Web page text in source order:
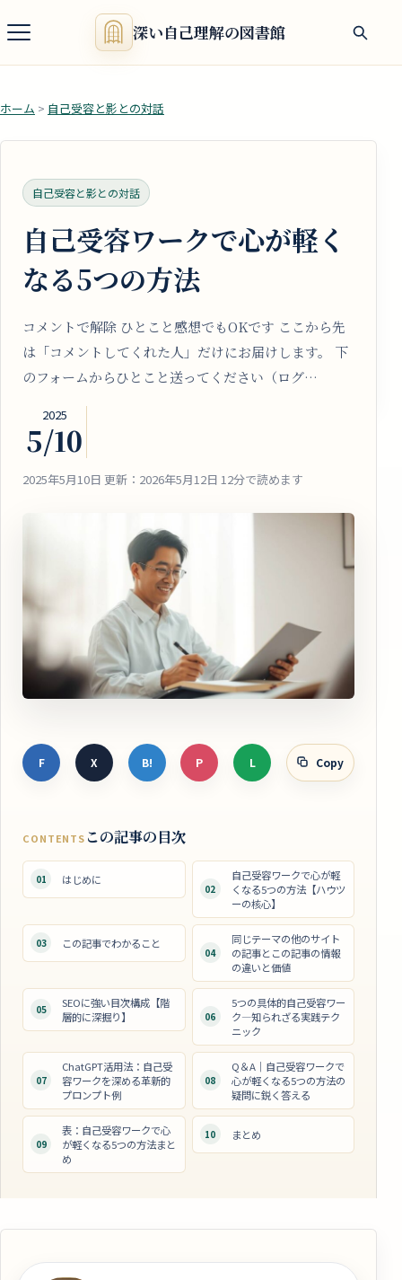
深い自己理解の図書館
ホーム > 自己受容と影との対話
自己受容と影との対話
自己受容ワークで心が軽く
なる5つの方法
コメントで解除 ひとこと感想でもOKです ここから先
は「コメントしてくれた人」だけにお届けします。 下
のフォームからひとこと送ってください（ログ…
2025
5/10
2025年5月10日 更新：2026年5月12日 12分で読めます
F X B! P L Copy
CONTENTS この記事の目次
01 はじめに
02
自己受容ワークで心が軽
くなる5つの方法【ハウツ
ーの核心】
03 この記事でわかること
04
同じテーマの他のサイト
の記事とこの記事の情報
の違いと価値
05
SEOに強い目次構成【階
層的に深掘り】
06
5つの具体的自己受容ワー
ク―知られざる実践テク
ニック
07
ChatGPT活用法：自己受
容ワークを深める革新的
プロンプト例
08
Q＆A｜自己受容ワークで
心が軽くなる5つの方法の
疑問に鋭く答える
09
表：自己受容ワークで心
が軽くなる5つの方法まと
め
10 まとめ